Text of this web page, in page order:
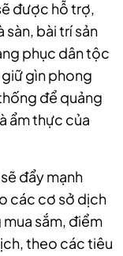
được hỗ trợ,
bài trí sản
phục dân tộc
gìn phong
để quảng
ẩm thực của
đẩy mạnh
các cơ sở dịch
sắm, điểm
theo các tiêu